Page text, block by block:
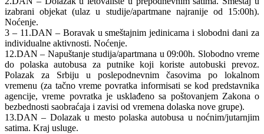
izabrani objekat (ulaz u studije/apartmane najranije od 15:00h).
Noćenje.
3 – 11.DAN – Boravak u smeštajnim jedinicama i slobodni dani za
individualne aktivnosti. Noćenje.
12.DAN – Napuštanje studija/apartmana u 09:00h. Slobodno vreme
do polaska autobusa za putnike koji koriste autobuski prevoz.
Polazak za Srbiju u poslepodnevnim časovima po lokalnom
vremenu (za tačno vreme povratka informisati se kod predstavnika
agencije, vreme povratka je usklađeno sa poštovanjem Zakona o
bezbednosti saobraćaja i zavisi od vremena dolaska nove grupe).
13.DAN – Dolazak u mesto polaska autobusa u noćnim/jutarnjim
satima. Kraj usluge.